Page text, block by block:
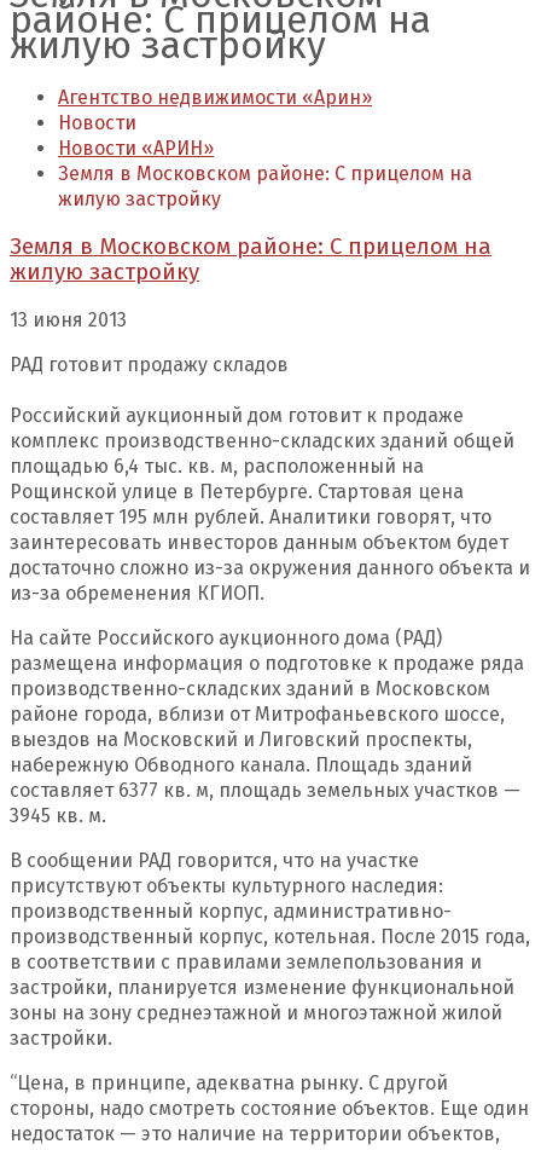
районе: С прицелом на
жилую застройку
Агентство недвижимости «Арин»
Новости
Новости «АРИН»
Земля в Московском районе: С прицелом на
жилую застройку
Земля в Московском районе: С прицелом на
жилую застройку
13 июня 2013
РАД готовит продажу складов
Российский аукционный дом готовит к продаже
комплекс производственно-складских зданий общей
площадью 6,4 тыс. кв. м, расположенный на
Рощинской улице в Петербурге. Стартовая цена
составляет 195 млн рублей. Аналитики говорят, что
заинтересовать инвесторов данным объектом будет
достаточно сложно из-за окружения данного объекта и
из-за обременения КГИОП.
На сайте Российского аукционного дома (РАД)
размещена информация о подготовке к продаже ряда
производственно-складских зданий в Московском
районе города, вблизи от Митрофаньевского шоссе,
выездов на Московский и Лиговский проспекты,
набережную Обводного канала. Площадь зданий
составляет 6377 кв. м, площадь земельных участков —
3945 кв. м.
В сообщении РАД говорится, что на участке
присутствуют объекты культурного наследия:
производственный корпус, административно-
производственный корпус, котельная. После 2015 года,
в соответствии с правилами землепользования и
застройки, планируется изменение функциональной
зоны на зону среднеэтажной и многоэтажной жилой
застройки.
“Цена, в принципе, адекватна рынку. С другой
стороны, надо смотреть состояние объектов. Еще один
недостаток — это наличие на территории объектов,